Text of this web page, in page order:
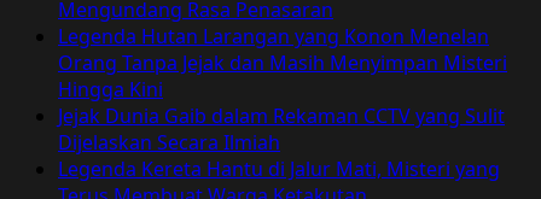
Mengundang Rasa Penasaran
Legenda Hutan Larangan yang Konon Menelan
Orang Tanpa Jejak dan Masih Menyimpan Misteri
Hingga Kini
Jejak Dunia Gaib dalam Rekaman CCTV yang Sulit
Dijelaskan Secara Ilmiah
Legenda Kereta Hantu di Jalur Mati, Misteri yang